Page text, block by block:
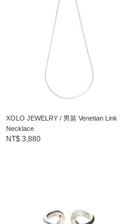
XOLO JEWELRY / 男裝 Venetian Link
Necklace
NT$ 3,880